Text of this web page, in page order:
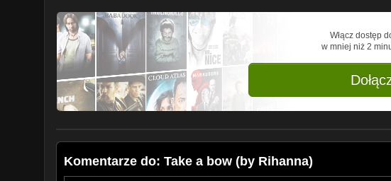
Włącz dostęp
w mniej niż 2
Komentarze do: Take a bow (by Rihanna)